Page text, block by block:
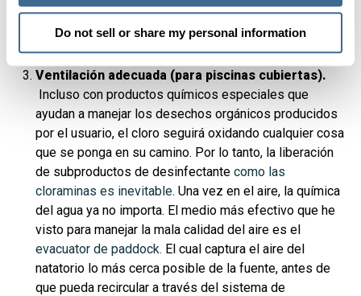
Do not sell or share my personal information
produzcan DBP, porque el cloro aún oxidará lo que sea
que se cruce en su camino... pero lasenzimaspueden
mejorar notablemente la calidad del agua.
Ventilación adecuada (para piscinas cubiertas).
Incluso con productos químicos especiales que
ayudan a manejar los desechos orgánicos producidos
por el usuario, el cloro seguirá oxidando cualquier cosa
que se ponga en su camino. Por lo tanto, la liberación
de subproductos de desinfectante como las
cloraminas es inevitable. Una vez en el aire, la química
del agua ya no importa. El medio más efectivo que he
visto para manejar la mala calidad del aire es el
evacuator de paddock. El cual captura el aire del
natatorio lo más cerca posible de la fuente, antes de
que pueda recircular a través del sistema de